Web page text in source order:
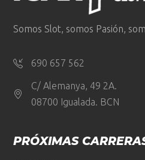
Somos Slot, somos Pasión,
690 657 562
C/ Alemanya, 49 2A.
08700 Igualada. BCN
PRÓXIMAS